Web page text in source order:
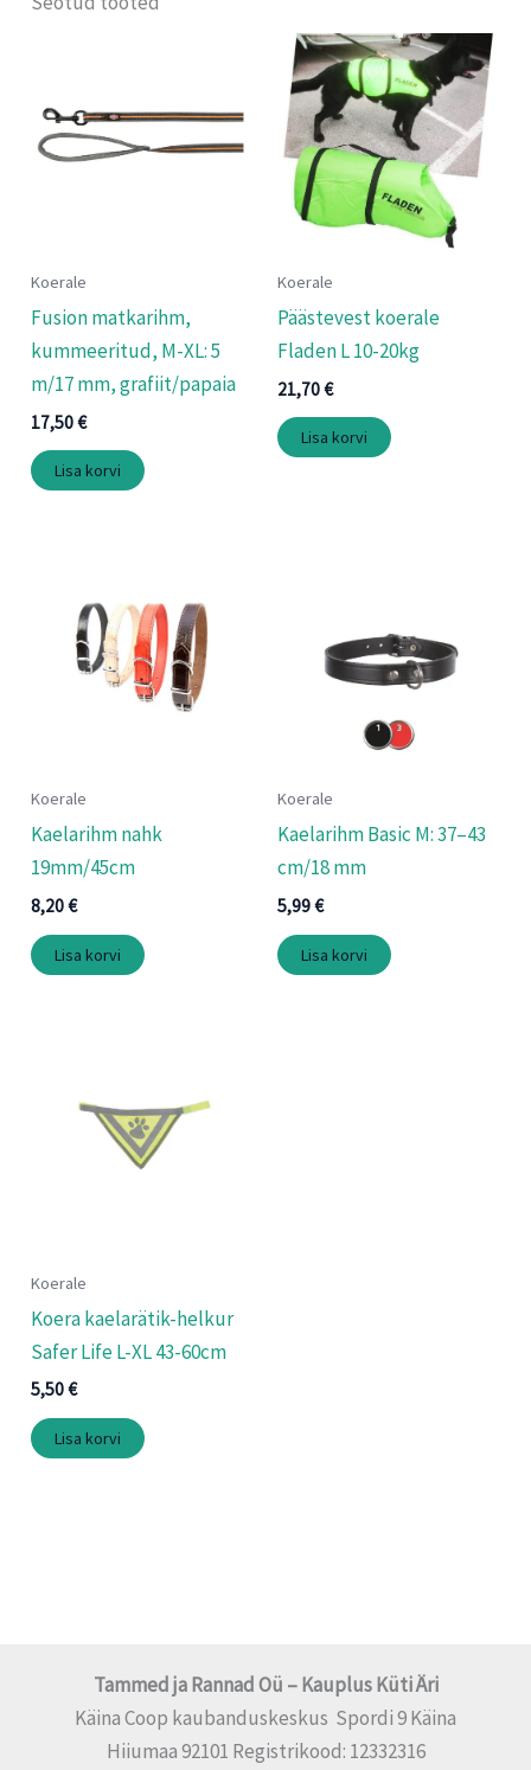
Koerale
Fusion matkarihm,
kummeeritud, M-XL: 5
m/17 mm, grafiit/papaia
17,50€
Lisa korvi
Koerale
Päästevest koerale
Fladen L 10-20kg
21,70€
Lisa korvi
Koerale
Kaelarihm nahk
19mm/45cm
8,20€
Lisa korvi
Koerale
Kaelarihm Basic M: 37–43
cm/18 mm
5,99€
Lisa korvi
Koerale
Koera kaelarätik-helkur
Safer Life L-XL 43-60cm
5,50€
Lisa korvi
Tammed ja Rannad Oü – Kauplus Küti Äri
Käina Coop kaubanduskeskus Spordi 9 Käina
Hiiumaa 92101 Registrikood: 12332316